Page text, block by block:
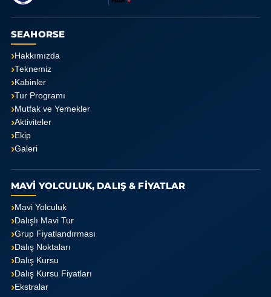
SEAHORSE
Hakkımızda
Teknemiz
Kabinler
Tur Programı
Mutfak ve Yemekler
Aktiviteler
Ekip
Galeri
MAVİ YOLCULUK, DALIŞ & FİYATLAR
Mavi Yolculuk
Dalışlı Mavi Tur
Grup Fiyatlandırması
Dalış Noktaları
Dalış Kursu
Dalış Kursu Fiyatları
Ekstralar